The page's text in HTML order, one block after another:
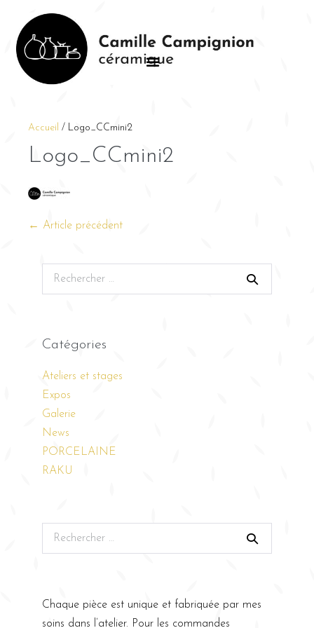
Accueil / Logo_CCmini2
Logo_CCmini2
← Article précédent
Catégories
Ateliers et stages
Expos
Galerie
News
PORCELAINE
RAKU
Chaque pièce est unique et fabriquée par mes
soins dans l’atelier. Pour les commandes